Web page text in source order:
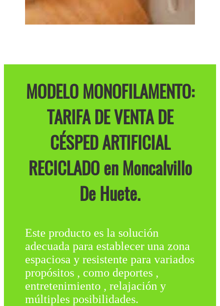
MODELO MONOFILAMENTO:
TARIFA DE VENTA DE
CÉSPED ARTIFICIAL
RECICLADO en Moncalvillo
De Huete.
Este producto es la solución
adecuada para establecer una zona
espaciosa y resistente para variados
propósitos , como deportes ,
entretenimiento , relajación y
múltiples posibilidades.